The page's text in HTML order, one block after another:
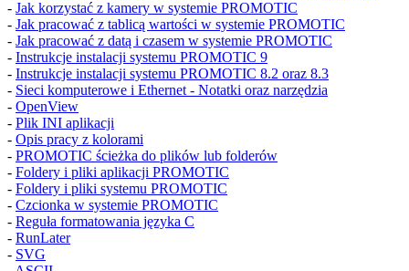
- Jak korzystać z kamery w systemie PROMOTIC
- Jak pracować z tablicą wartości w systemie PROMOTIC
- Jak pracować z datą i czasem w systemie PROMOTIC
- Instrukcje instalacji systemu PROMOTIC 9
- Instrukcje instalacji systemu PROMOTIC 8.2 oraz 8.3
- Sieci komputerowe i Ethernet - Notatki oraz narzędzia
- OpenView
- Plik INI aplikacji
- Opis pracy z kolorami
- PROMOTIC ścieżka do plików lub folderów
- Foldery i pliki aplikacji PROMOTIC
- Foldery i pliki systemu PROMOTIC
- Czcionka w systemie PROMOTIC
- Reguła formatowania języka C
- RunLater
- SVG